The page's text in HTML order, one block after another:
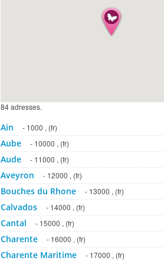
84 adresses.
Ain - 1000 , (fr)
Aube - 10000 , (fr)
Aude - 11000 , (fr)
Aveyron - 12000 , (fr)
Bouches du Rhone - 13000 , (fr)
Calvados - 14000 , (fr)
Cantal - 15000 , (fr)
Charente - 16000 , (fr)
Charente Maritime - 17000 , (fr)